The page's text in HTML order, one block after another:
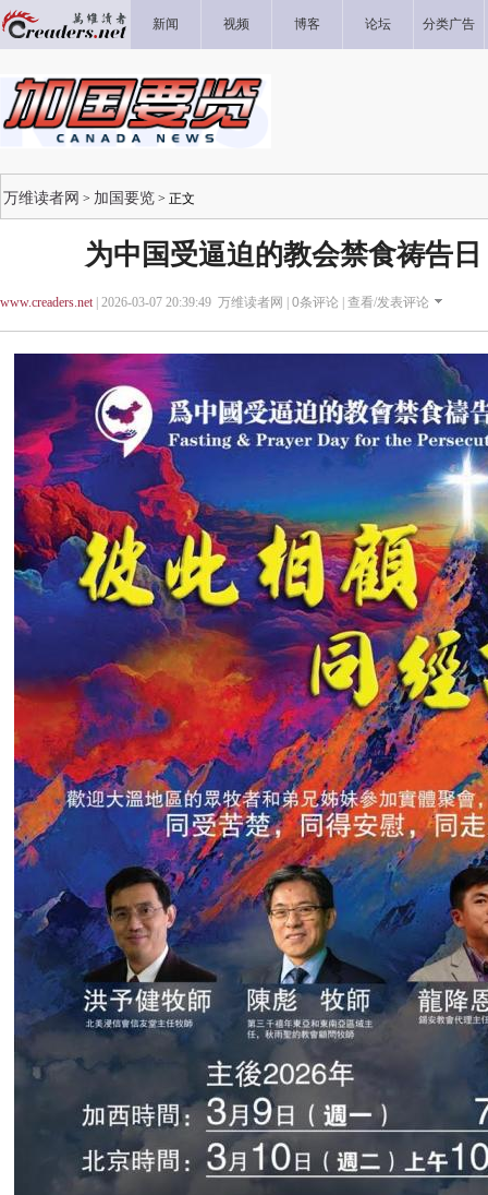
新闻 视频 博客 论坛 分类广告
万维读者网 > 加国要览 > 正文
为中国受逼迫的教会禁食祷告
www.creaders.net| 2026-03-07 20:39:49 万维读者网 | 0条评论 | 查看/发表评论